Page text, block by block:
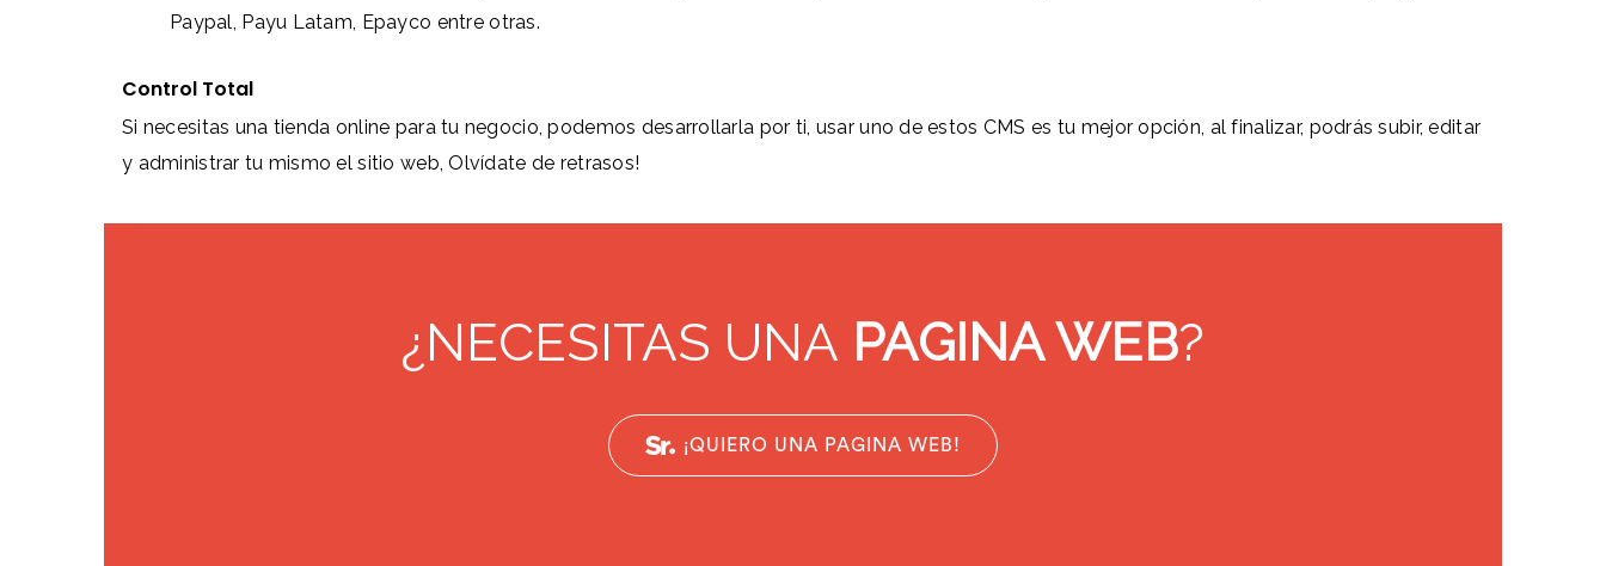
Paypal, Payu Latam, Epayco entre otras.
Control Total
Si necesitas una tienda online para tu negocio, podemos desarrollarla por ti, usar uno de estos CMS es tu mejor opción, al finalizar, podrás subir, editar
y administrar tu mismo el sitio web, Olvídate de retrasos!
¿NECESITAS UNA PAGINA WEB?
¡QUIERO UNA PAGINA WEB!